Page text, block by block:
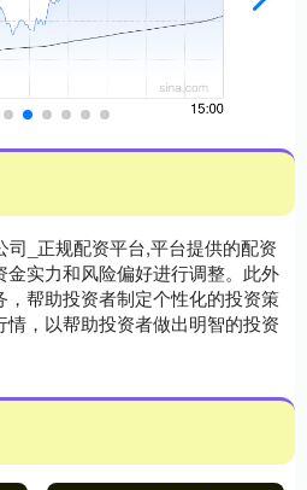
司_正规配资平台,平台提供的配资
实力和风险偏好进行调整。此外
帮助投资者制定个性化的投资策
，以帮助投资者做出明智的投资